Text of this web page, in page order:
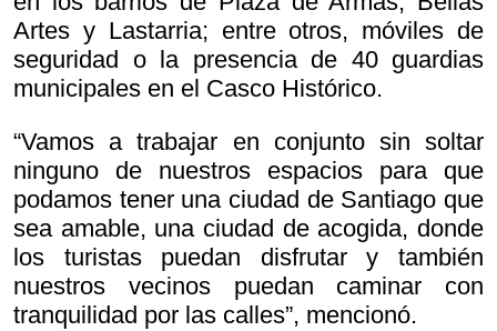
Artes y Lastarria; entre otros, móviles de
seguridad o la presencia de 40 guardias
municipales en el Casco Histórico.
“Vamos a trabajar en conjunto sin soltar
ninguno de nuestros espacios para que
podamos tener una ciudad de Santiago que
sea amable, una ciudad de acogida, donde
los turistas puedan disfrutar y también
nuestros vecinos puedan caminar con
tranquilidad por las calles”, mencionó.